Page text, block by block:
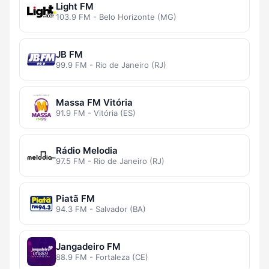
Light FM
103.9 FM - Belo Horizonte (MG)
JB FM
99.9 FM - Rio de Janeiro (RJ)
Massa FM Vitória
91.9 FM - Vitória (ES)
Rádio Melodia
97.5 FM - Rio de Janeiro (RJ)
Piatã FM
94.3 FM - Salvador (BA)
Jangadeiro FM
88.9 FM - Fortaleza (CE)